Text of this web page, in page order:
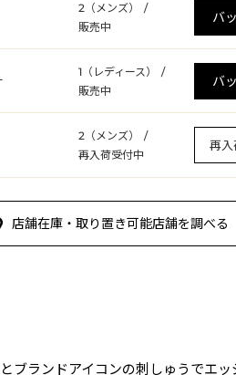
2（メンズ）
/
販売中
バ
1（レディース）
/
販売中
バ
2（メンズ）
/
再入荷受付中
再入
店舗在庫・取り置き可能店舗を調べる
ブランドアイコンの刺しゅうでエッ